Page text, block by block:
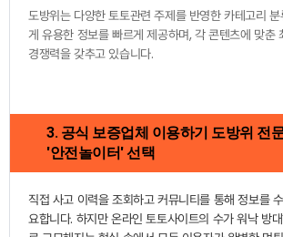
도방위는 다양한 토토관련 주제를 반영한 카테고리
게 유용한 정보를 빠르게 제공하며, 각 콘텐츠에 맞춘
경쟁력을 갖추고 있습니다.
3. 공식 보증업체 이용하기 도방위 전
'안전놀이터' 선택
직접 사고 이력을 조회하고 커뮤니티를 통해 정보를
요합니다. 하지만 온라인 토토사이트의 수가 워낙 방